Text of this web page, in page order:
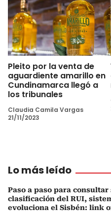
Pleito por la venta de
aguardiente amarillo en
Cundinamarca llegó a
los tribunales
Claudia Camila Vargas
21/11/2023
Lo más leído
Paso a paso para consultar
clasificación del RUI,
evoluciona el Sisbén: link